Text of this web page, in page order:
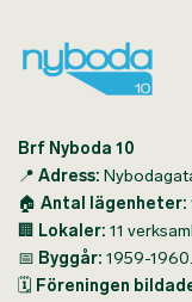
Brf Nyboda 10
📍 Adress:
🏠 Antal lägenheter:
🏢 Lokaler: 11
📅 Byggår: 1959-1960.
🗓 Föreningen